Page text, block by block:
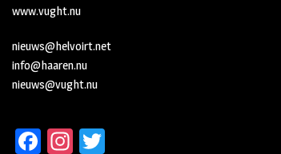
www.vught.nu
nieuws@helvoirt.net
info@haaren.nu
nieuws@vught.nu
Fa In